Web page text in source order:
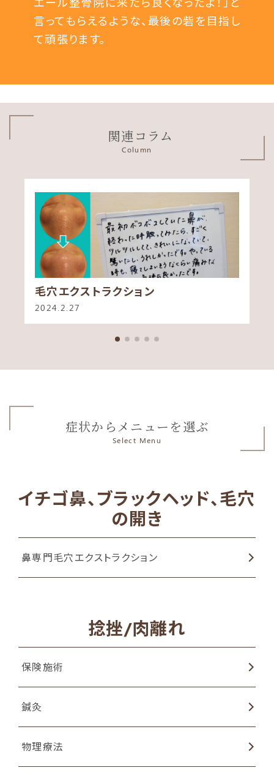
言ってもらえるような、最後の砦を目指し
て頑張ります。
関連コラム
Column
毛穴エクストラクション
2024.2.27
症状からメニューを選ぶ
Select Menu
イチゴ鼻、ブラックヘッド、毛穴
の開き
鼻専門毛穴エクストラクション
捻挫/肉離れ
保険施術
鍼灸
物理療法